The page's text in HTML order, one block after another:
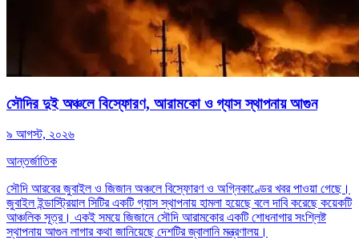
সৌদির দুই অঞ্চলে বিস্ফোরণ, আরামকো ও গ্যাস স্থাপনায় আগুন
৯ আগস্ট, ২০২৬
আন্তর্জাতিক
সৌদি আরবের জুবাইল ও জিজান অঞ্চলে বিস্ফোরণ ও অগ্নিকাণ্ডের খবর পাওয়া গেছে।
জুবাইল ইন্ডাস্ট্রিয়াল সিটির একটি গ্যাস স্থাপনায় হামলা হয়েছে বলে দাবি করেছে কয়েকটি
আঞ্চলিক সূত্র। একই সময়ে জিজানে সৌদি আরামকোর একটি শোধনাগার সংশ্লিষ্ট
স্থাপনায় আগুন লাগার কথা জানিয়েছে দেশটির জ্বালানি মন্ত্রণালয়।